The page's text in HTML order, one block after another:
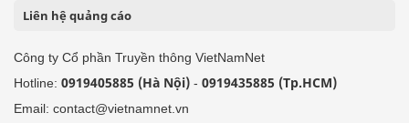
Liên hệ quảng cáo
Công ty Cổ phần Truyền thông VietNamNet
Hotline: 0919405885 (Hà Nội) - 0919435885 (Tp.HCM)
Email: contact@vietnamnet.vn